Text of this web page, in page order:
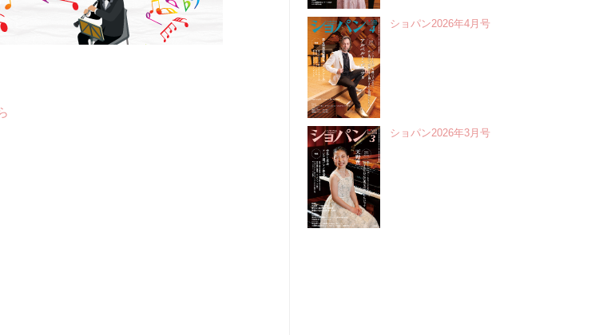
ショパン2026年4月号
ショパン2026年3月号